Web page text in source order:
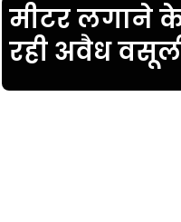
मीटर लगाने
रही अवैध